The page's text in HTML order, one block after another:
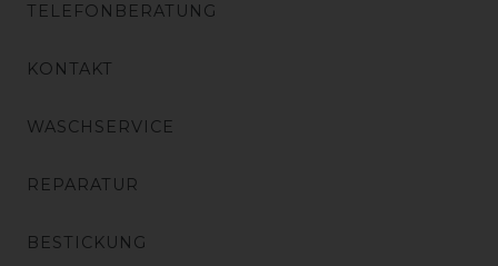
TELEFONBERATUNG
KONTAKT
WASCHSERVICE
REPARATUR
BESTICKUNG